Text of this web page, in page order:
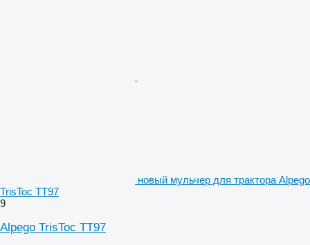
новый мульчер для трактора Alpego
TrisToc TT97
9
Alpego TrisToc TT97